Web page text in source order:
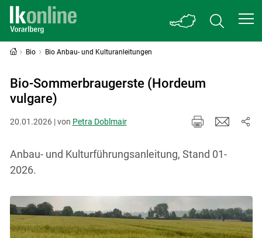
Bio Bio Anbau- und Kulturanleitungen
Bio-Sommerbraugerste (Hordeum
vulgare)
20.01.2026 | von Petra Doblmair
Anbau- und Kulturführungsanleitung, Stand 01-
2026.